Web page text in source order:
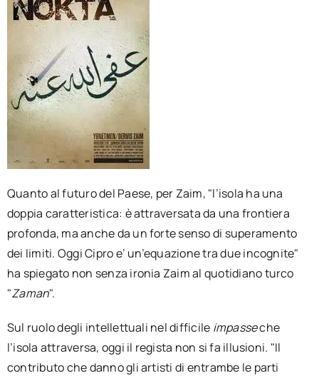
Quanto al futuro del Paese, per Zaim, "l’isola ha una
doppia caratteristica: è attraversata da una frontiera
profonda, ma anche da un forte senso di superamento
dei limiti. Oggi Cipro e’ un’equazione tra due incognite"
ha spiegato non senza ironia Zaim al quotidiano turco
"Zaman".
Sul ruolo degli intellettuali nel difficile impasseche
l’isola attraversa, oggi il regista non si fa illusioni. "Il
contributo che danno gli artisti di entrambe le parti